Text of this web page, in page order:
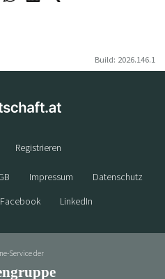
Build: 2026.146.1
Registrieren
Impressum
Datenschutz
Facebook LinkedIn
Service der